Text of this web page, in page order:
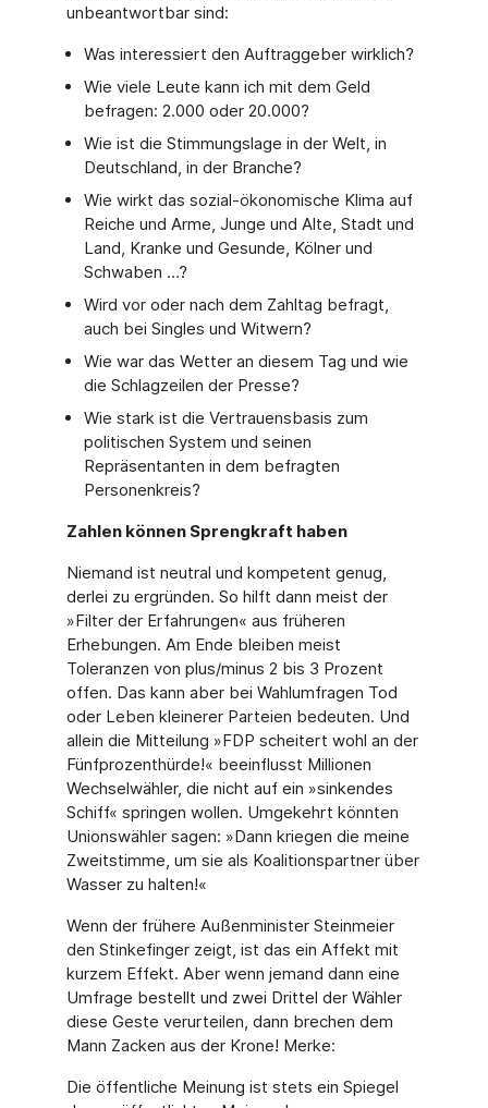
unbeantwortbar sind:
Was interessiert den Auftraggeber wirklich?
Wie viele Leute kann ich mit dem Geld
befragen: 2.000 oder 20.000?
Wie ist die Stimmungslage in der Welt, in
Deutschland, in der Branche?
Wie wirkt das sozial-ökonomische Klima auf
Reiche und Arme, Junge und Alte, Stadt und
Land, Kranke und Gesunde, Kölner und
Schwaben …?
Wird vor oder nach dem Zahltag befragt,
auch bei Singles und Witwern?
Wie war das Wetter an diesem Tag und wie
die Schlagzeilen der Presse?
Wie stark ist die Vertrauensbasis zum
politischen System und seinen
Repräsentanten in dem befragten
Personenkreis?
Zahlen können Sprengkraft haben
Niemand ist neutral und kompetent genug,
derlei zu ergründen. So hilft dann meist der
»Filter der Erfahrungen« aus früheren
Erhebungen. Am Ende bleiben meist
Toleranzen von plus/minus 2 bis 3 Prozent
offen. Das kann aber bei Wahlumfragen Tod
oder Leben kleinerer Parteien bedeuten. Und
allein die Mitteilung »FDP scheitert wohl an der
Fünfprozenthürde!« beeinflusst Millionen
Wechselwähler, die nicht auf ein »sinkendes
Schiff« springen wollen. Umgekehrt könnten
Unionswähler sagen: »Dann kriegen die meine
Zweitstimme, um sie als Koalitionspartner über
Wasser zu halten!«
Wenn der frühere Außenminister Steinmeier
den Stinkefinger zeigt, ist das ein Affekt mit
kurzem Effekt. Aber wenn jemand dann eine
Umfrage bestellt und zwei Drittel der Wähler
diese Geste verurteilen, dann brechen dem
Mann Zacken aus der Krone! Merke:
Die öffentliche Meinung ist stets ein Spiegel